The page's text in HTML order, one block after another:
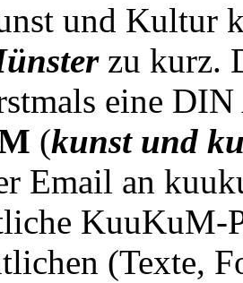
und Kultur
zu kurz.
eine
(kunst und
Email an
KuuKuM-
(Texte,